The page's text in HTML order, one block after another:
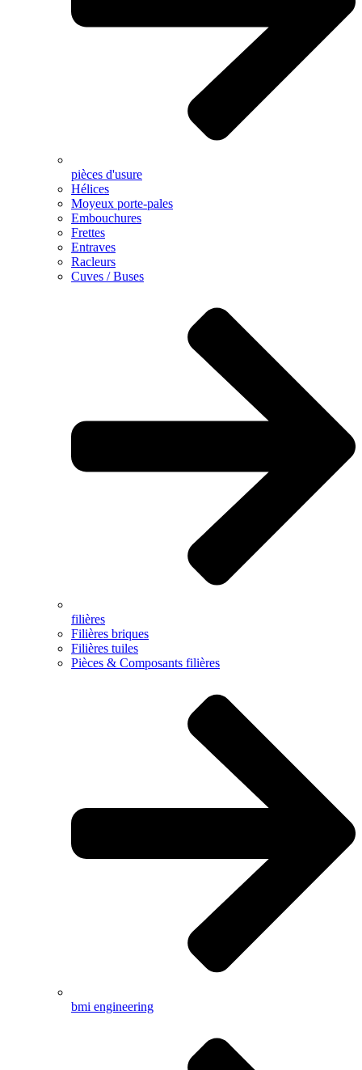
pièces d'usure
Hélices
Moyeux porte-pales
Embouchures
Frettes
Entraves
Racleurs
Cuves / Buses
filières
Filières briques
Filières tuiles
Pièces & Composants filières
bmi engineering